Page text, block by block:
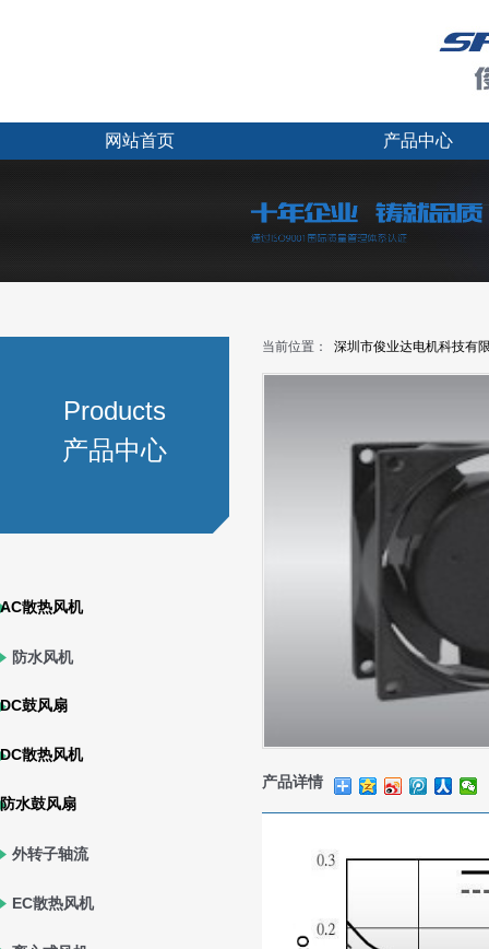
网站首页 产品中心
Products
产品中心
AC散热风机
防水风机
DC鼓风扇
DC散热风机
防水鼓风扇
外转子轴流
风机
EC散热风机
当前位置： 深圳市俊业达电机科技有
产品详情